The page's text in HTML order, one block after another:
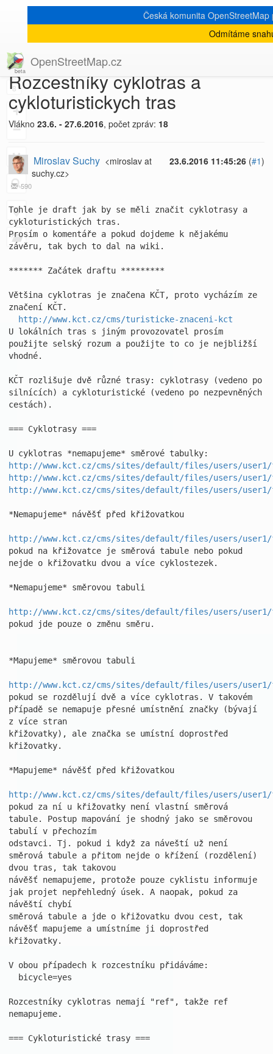
Česká komunita OpenStreetMap
Odmítáme
OpenStreetMap.cz
8
+
−
« zpět na výpis měsíce
[Talk-cz]
Rozcestníky cyklotras a
cykloturistickych tras
Vlákno 23.6. - 27.6.2016, počet zpráv: 18
23.6.2016 11:45:26 (#1)
Miroslav Suchy <miroslav at
suchy.cz>
590
Tohle je draft jak by se měli značit cyklotrasy a
cykloturistických tras.
Prosím o komentáře a pokud dojdeme k nějakému
závěru, tak bych to dal na wiki.
******* Začátek draftu *********
Většina cyklotras je značena KČT, proto vycházím ze
značení KČT.
http://www.kct.cz/cms/turisticke-znaceni-kct
U lokálních tras s jiným provozovatel prosím
použijte selský rozum a použijte to co je nejbližší
vhodné.
KČT rozlišuje dvě různé trasy: cyklotrasy (vedeno po
silnících) a cykloturistické (vedeno po nezpevněných
cestách).
=== Cyklotrasy ===
http://www.kct.cz/cms/sites/default/files/users/
http://www.kct.cz/cms/sites/default/files/users/
http://www.kct.cz/cms/sites/default/files/users/
*Nemapujeme* návěšť před křižovatkou
http://www.kct.cz/cms/sites/default/files/users/
pokud na křižovatce je směrová tabule nebo pokud
nejde o křižovatku dvou a více cyklostezek.
*Nemapujeme* směrovou tabuli
http://www.kct.cz/cms/sites/default/files/users/
pokud jde pouze o změnu směru.
*Mapujeme* směrovou tabuli
http://www.kct.cz/cms/sites/default/files/users/
pokud se rozdělují dvě a více cyklotras. V takovém
případě se nemapuje přesné umístnění značky (bývají
z více stran
křižovatky), ale značka se umístní doprostřed
křižovatky.
*Mapujeme* návěšť před křižovatkou
http://www.kct.cz/cms/sites/default/files/users/
pokud za ní u křižovatky není vlastní směrová
tabule. Postup mapování je shodný jako se směrovou
tabulí v přechozím
odstavci. Tj. pokud i když za náveští už není
směrová tabule a přitom nejde o křížení (rozdělení)
dvou tras, tak takovou
návěšť nemapujeme, protože pouze cyklistu informuje
jak projet nepřehledný úsek. A naopak, pokud za
návěští chybí
směrová tabule a jde o křižovatku dvou cest, tak
návěšť mapujeme a umístníme ji doprostřed
křižovatky.
V obou případech k rozcestníku přidáváme:
Rozcestníky cyklotras nemají "ref", takže ref
nemapujeme.
=== Cykloturistické trasy ===